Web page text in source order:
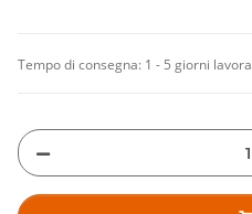
Tempo di consegna: 1 - 5 giorni